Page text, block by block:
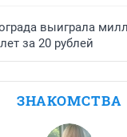
выиграла
за 20 рублей
ЗНАКОМСТВА